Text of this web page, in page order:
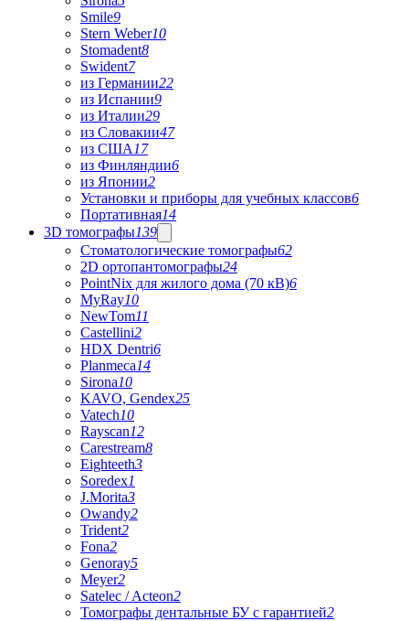
Smile9
Stern Weber10
Stomadent8
Swident7
из Германии22
из Испании9
из Италии29
из Словакии47
из США 17
из Финляндии6
из Японии2
Установки и приборы для учебных классов6
Портативная14
3D томографы139
Стоматологические томографы62
2D ортопантомографы24
PointNix для жилого дома (70 кВ)6
MyRay10
NewTom11
Castellini2
HDX Dentri6
Planmeca14
Sirona10
KAVO, Gendex25
Vatech10
Rayscan12
Carestream8
Eighteeth3
Soredex1
J.Morita3
Owandy2
Trident2
Fona2
Genoray5
Meyer2
Satelec / Acteon2
Томографы дентальные БУ с гарантией2